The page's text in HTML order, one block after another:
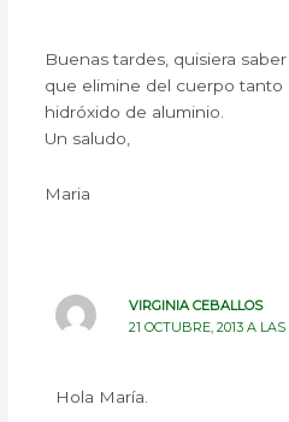
Buenas tardes, quisiera
que elimine del cuerpo tanto
hidróxido de aluminio.
Un saludo,
Maria
VIRGINIA CEBALLOS
21 OCTUBRE, 2013 A
Hola María.